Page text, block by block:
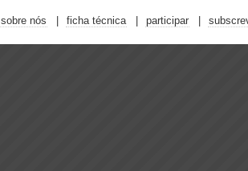
sobre nós ficha técnica participar